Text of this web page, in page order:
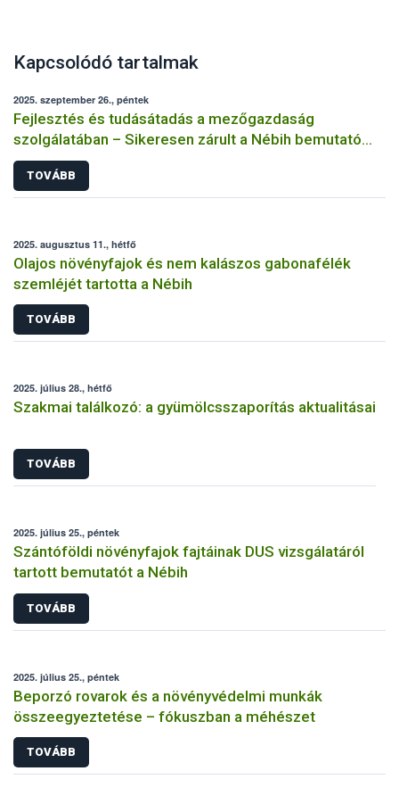
Kapcsolódó tartalmak
2025. szeptember 26., péntek
Fejlesztés és tudásátadás a mezőgazdaság
szolgálatában – Sikeresen zárult a Nébih bemutató
üzemi projektje
TOVÁBB
2025. augusztus 11., hétfő
Olajos növényfajok és nem kalászos gabonafélék
szemléjét tartotta a Nébih
TOVÁBB
2025. július 28., hétfő
Szakmai találkozó: a gyümölcsszaporítás aktualitásai
TOVÁBB
2025. július 25., péntek
Szántóföldi növényfajok fajtáinak DUS vizsgálatáról
tartott bemutatót a Nébih
TOVÁBB
2025. július 25., péntek
Beporzó rovarok és a növényvédelmi munkák
összeegyeztetése – fókuszban a méhészet
TOVÁBB